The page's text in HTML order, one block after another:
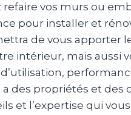
vos murs ou
pour installer et
de vous apporter
intérieur, mais aussi
des propriétés et des
et l’expertise qui